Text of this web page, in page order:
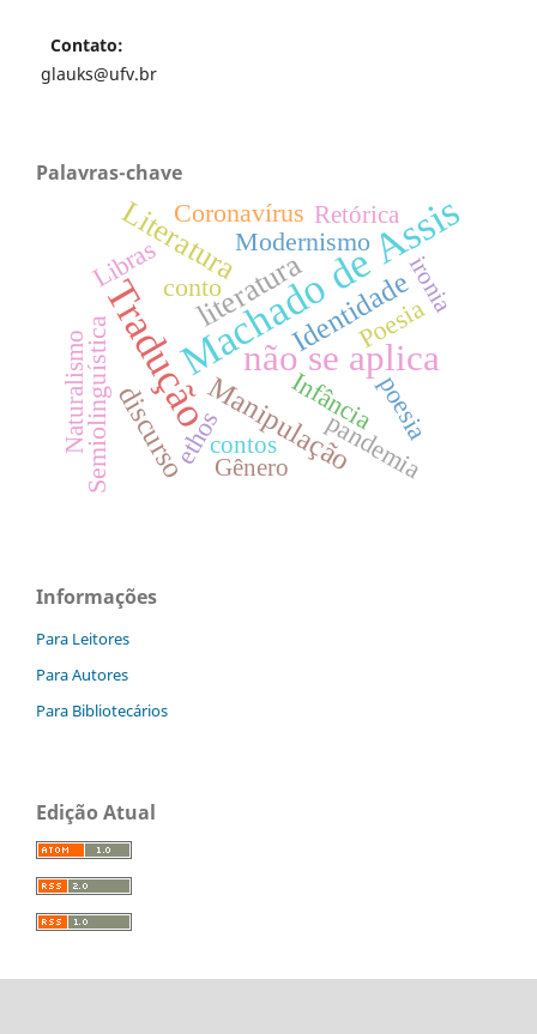
Contato:
glauks@ufv.br
Palavras-chave
Machado de Assis
Tradução não se aplica
literatura
Literatura
Manipulação
discurso
Identidade
Semiolinguística
conto
Infância
Modernismo
ethos
Libras
poesia
pandemia
Poesia
Coronavírus
contos
Naturalismo
Retórica
Gênero
ironia
Informações
Para Leitores
Para Autores
Para Bibliotecários
Edição Atual